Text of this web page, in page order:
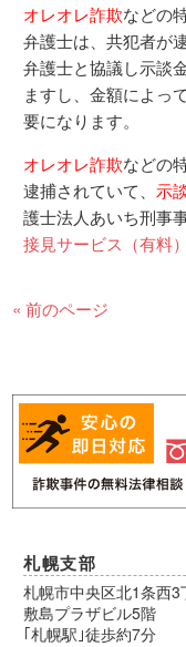
オレオレ詐欺などの
弁護士は、共犯者が
弁護士と協議し示談
ますし、金額によっ
要になります。
オレオレ詐欺などの
逮捕されていて、 示
護士法人あいち刑事
接見サービス（有料）
« 前のページ
札幌支部
札幌市中央区北1条西
敷島プラザビル5階
｢札幌駅｣徒歩約7分